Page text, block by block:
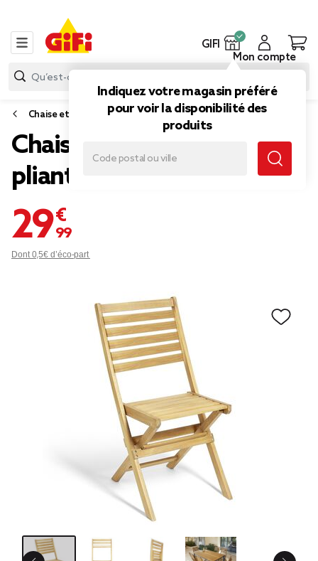
GIFI
Indiquez votre magasin préféré
pour voir la disponibilité des
produits
Mon compte
Chaise et banc de jardin
Chaise de jardin Bali
pliante marron H87cm
29,99 €
Dont 0,5€ d’éco-part